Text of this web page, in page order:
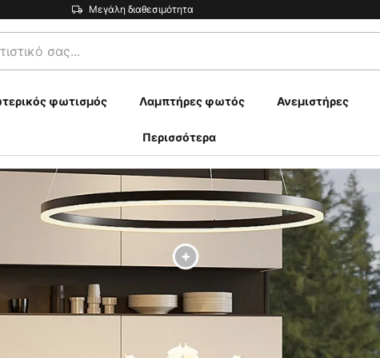
Μεγάλη διαθεσιμότητα
φωτισμός Λαμπτήρες φωτός Ανεμιστήρες
Περισσότερα